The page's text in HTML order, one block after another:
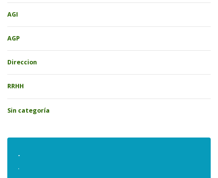
AGI
AGP
Direccion
RRHH
Sin categoría
.
.